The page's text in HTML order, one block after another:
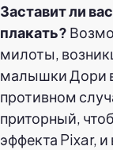
Заставит ли
плакать?
милоты,
малышки Дори
противном
приторный,
эффекта Pixar,